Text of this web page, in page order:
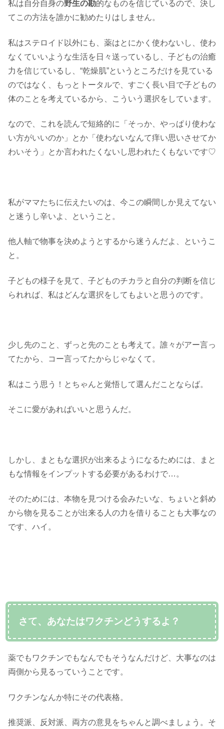
私は自分自身の野生の勘的なものを信じているので、決し
てこの方法を誰かに勧めたりはしません。
私はステロイド以外にも、薬はとにかく使わないし、使わ
なくていいような生活を日々送っているし、子どもの治癒
力を信じているし、“乾燥肌”というところだけを見ている
のではなく、もっとトータルで、すごく長い目で子どもの
体のことを考えているから、こういう選択をしています。
なので、これを読んで短絡的に「そっか、やっぱり使わな
い方がいいのか」とか「使わないなんて痒い思いさせてか
わいそう」とか言われたくないし思われたくもないです♡
私がママたちに伝えたいのは、今この瞬間しか見えてない
と迷うし辛いよ、ということ。
他人軸で物事を決めようとするから迷うんだよ、というこ
と。
子どもの様子を見て、子どものチカラと自分の判断を信じ
られれば、私はどんな選択をしてもよいと思うのです。
少し先のこと、ずっと先のことも考えて。誰々がアー言っ
てたから、コー言ってたからじゃなくて。
私はこう思う！とちゃんと覚悟して選んだことならば。
そこに愛があればいいと思うんだ。
しかし、まともな選択が出来るようになるためには、まと
もな情報をインプットする必要があるわけで…。
そのためには、本物を見つける会みたいな、ちょいと斜め
から物を見ることが出来る人の力を借りることも大事なの
です、ハイ。
さて、あなたはワクチンどうするよ？
薬でもワクチンでもなんでもそうなんだけど、大事なのは
両側から見るっていうことです。
ワクチンなんか特にその代表格。
推奨派、反対派、両方の意見をちゃんと調べましょう。そ